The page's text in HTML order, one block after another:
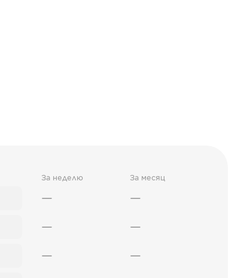
За неделю За месяц
— —
— —
— —